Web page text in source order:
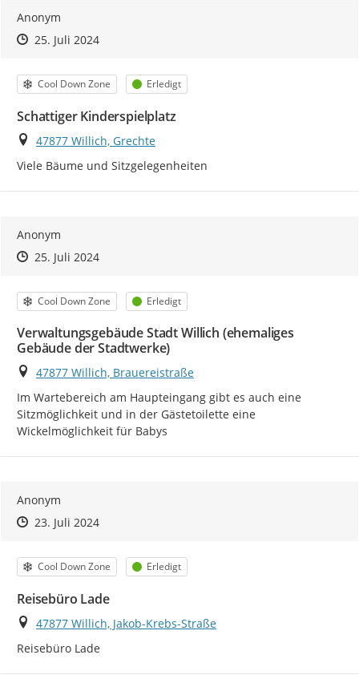
Anonym
Zeitpunkt des Erstellens
Zeitpunkt des Erstellens
25. Juli 2024Zur Äußerung
Kategorie
Cool Down Zone Status
Erledigt
Schattiger Kinderspielplatz
Ort
47877 Willich, Grechte
Viele Bäume und Sitzgelegenheiten
Anonym
Zeitpunkt des Erstellens
Zeitpunkt des Erstellens
25. Juli 2024Zur Äußerung
Kategorie
Cool Down Zone Status
Erledigt
Verwaltungsgebäude Stadt Willich (ehemaliges
Gebäude der Stadtwerke)
Ort
47877 Willich, Brauereistraße
Im Wartebereich am Haupteingang gibt es auch eine
Sitzmöglichkeit und in der Gästetoilette eine
Wickelmöglichkeit für Babys
Anonym
Zeitpunkt des Erstellens
Zeitpunkt des Erstellens
23. Juli 2024Zur Äußerung
Kategorie
Cool Down Zone Status
Erledigt
Reisebüro Lade
Ort
47877 Willich, Jakob-Krebs-Straße
Reisebüro Lade